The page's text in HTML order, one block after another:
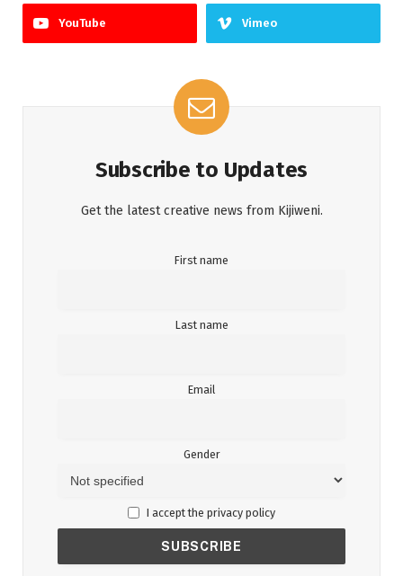
YouTube Vimeo
Subscribe to Updates
Get the latest creative news from Kijiweni.
First name
Last name
Email
Gender
I accept the privacy policy